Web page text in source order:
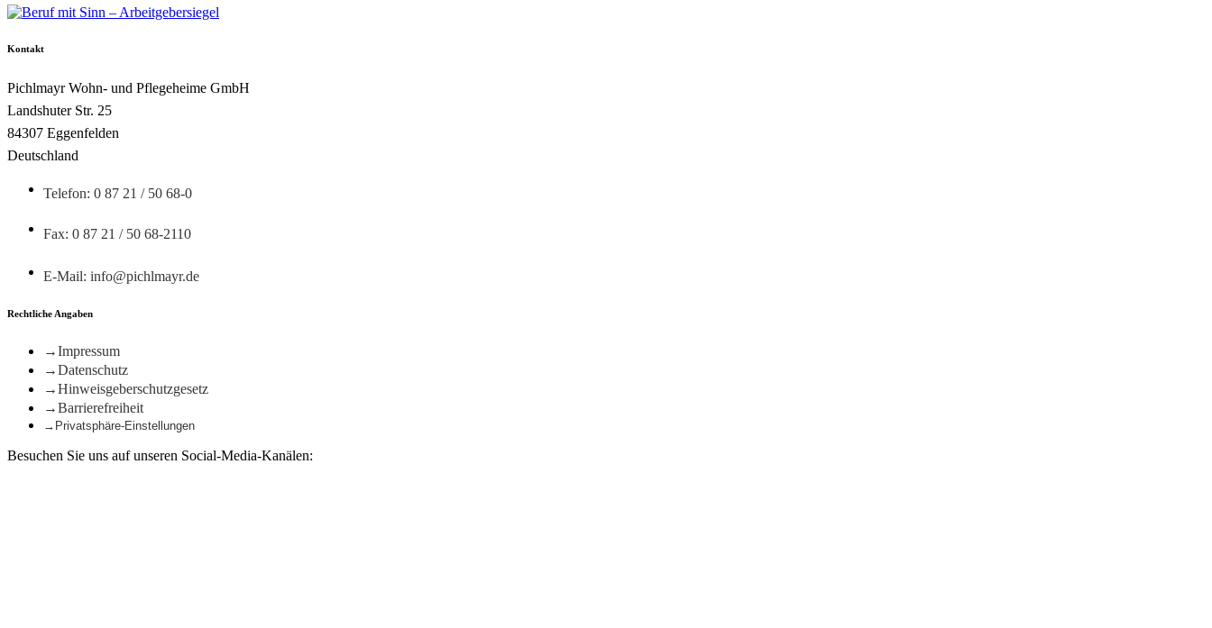
Kontakt
Pichlmayr Wohn- und Pflegeheime GmbH
Landshuter Str. 25
84307 Eggenfelden
Deutschland
Telefon: 0 87 21 / 50 68-0
Fax: 0 87 21 / 50 68-2110
E-Mail: info@pichlmayr.de
Rechtliche Angaben
Impressum
Datenschutz
Hinweisgeberschutzgesetz
Barrierefreiheit
Privatsphäre-Einstellungen
Besuchen Sie uns auf unseren Social-Media-Kanälen: